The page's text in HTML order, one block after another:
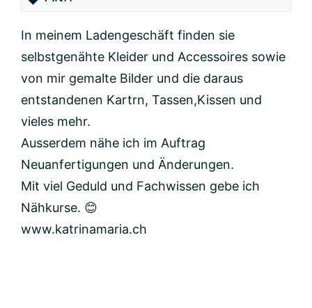
In meinem Ladengeschäft finden sie
selbstgenähte Kleider und Accessoires sowie
von mir gemalte Bilder und die daraus
entstandenen Kartrn, Tassen,Kissen und
vieles mehr.
Ausserdem nähe ich im Auftrag
Neuanfertigungen und Änderungen.
Mit viel Geduld und Fachwissen gebe ich
Nähkurse. 😊
www.katrinamaria.ch